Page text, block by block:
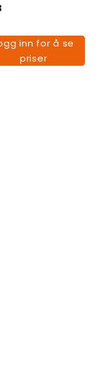
inn for å se
priser